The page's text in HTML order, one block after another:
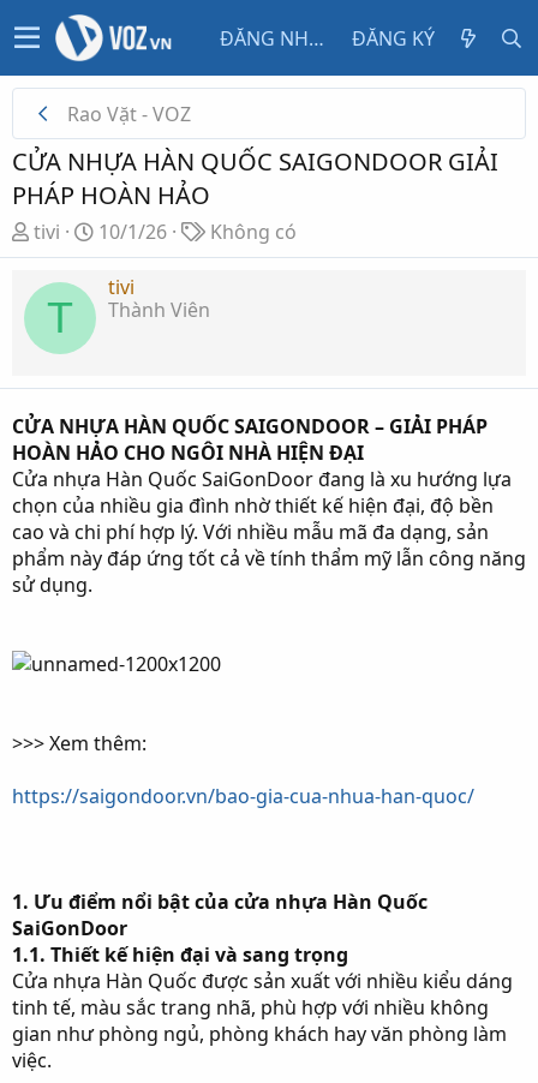
ĐĂNG NHẬP ĐĂNG KÝ
Rao Vặt - VOZ
CỬA NHỰA HÀN QUỐC SAIGONDOOR GIẢI
PHÁP HOÀN HẢO
T
h
r
a
s
t
a
r
t
e
r
tivi
N
g
i
10/1/26
T
ừ
Không có
T
tivi
Thành Viên
CỬA NHỰA HÀN QUỐC SAIGONDOOR – GIẢI PHÁP
HOÀN HẢO CHO NGÔI NHÀ HIỆN ĐẠI
Cửa nhựa Hàn Quốc SaiGonDoor đang là xu hướng lựa
chọn của nhiều gia đình nhờ thiết kế hiện đại, độ bền
cao và chi phí hợp lý. Với nhiều mẫu mã đa dạng, sản
phẩm này đáp ứng tốt cả về tính thẩm mỹ lẫn công năng
sử dụng.
>>> Xem thêm:
https://saigondoor.vn/bao-gia-cua-nhua-han-quoc/
1. Ưu điểm nổi bật của cửa nhựa Hàn Quốc
SaiGonDoor
1.1. Thiết kế hiện đại và sang trọng
Cửa nhựa Hàn Quốc được sản xuất với nhiều kiểu dáng
tinh tế, màu sắc trang nhã, phù hợp với nhiều không
gian như phòng ngủ, phòng khách hay văn phòng làm
việc.